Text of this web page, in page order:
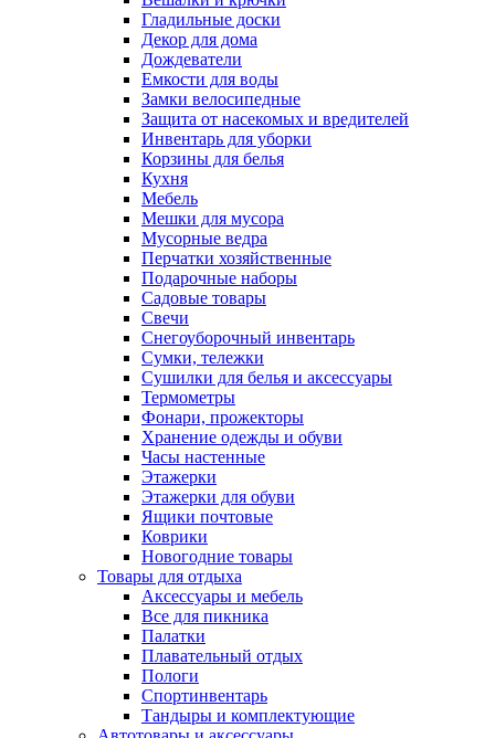
Гладильные доски
Декор для дома
Дождеватели
Емкости для воды
Замки велосипедные
Защита от насекомых и вредителей
Инвентарь для уборки
Корзины для белья
Кухня
Мебель
Мешки для мусора
Мусорные ведра
Перчатки хозяйственные
Подарочные наборы
Садовые товары
Свечи
Снегоуборочный инвентарь
Сумки, тележки
Сушилки для белья и аксессуары
Термометры
Фонари, прожекторы
Хранение одежды и обуви
Часы настенные
Этажерки
Этажерки для обуви
Ящики почтовые
Коврики
Новогодние товары
Товары для отдыха
Аксессуары и мебель
Все для пикника
Палатки
Плавательный отдых
Пологи
Спортинвентарь
Тандыры и комплектующие